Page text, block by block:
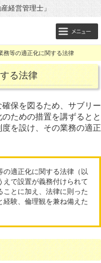
経営管理士」
務等の適正化に関する法律
る法律
保を図るため、サブリー
ための措置を講ずるとと
を設け、その業務の適正
の適正化に関する法律（以
で設置が義務付けられて
ことに加え、法律に則った
験、倫理観を兼ね備えた